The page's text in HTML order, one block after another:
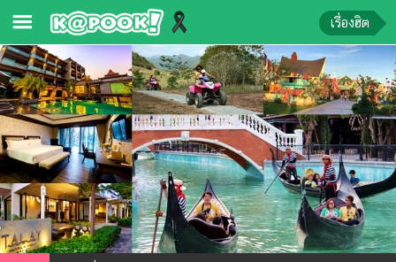
ข่าว-
ความ
รู้
ข่าว
ข่าว
บันเทิง
ตรวจ
เรื่องฮิต